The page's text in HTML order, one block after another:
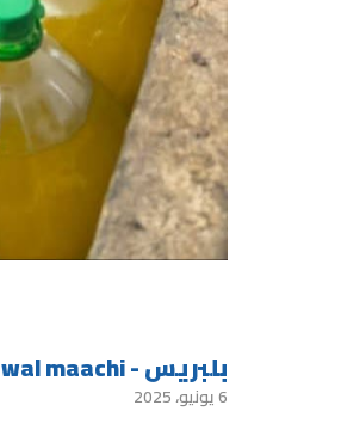
بلبريس - nawal maachi
6 يونيو، 2025